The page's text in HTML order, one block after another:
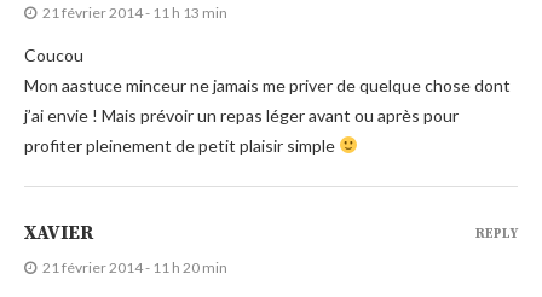
21 février 2014 - 11 h 13 min
Coucou
Mon aastuce minceur ne jamais me priver de quelque chose dont
j’ai envie ! Mais prévoir un repas léger avant ou après pour
profiter pleinement de petit plaisir simple
XAVIER
21 février 2014 - 11 h 20 min
REPLY